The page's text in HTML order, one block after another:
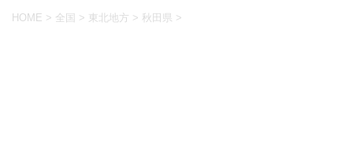
HOME > 全国 > 東北地方 > 秋田県 >